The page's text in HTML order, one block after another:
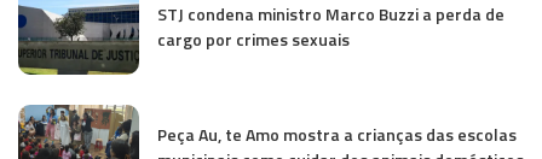
STJ condena ministro Marco Buzzi a perda de
cargo por crimes sexuais
Peça Au, te Amo mostra a crianças das escolas